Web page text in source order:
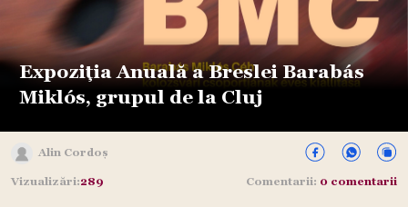
Expoziția Anuală a Breslei Barabás
Miklós, grupul de la Cluj
Alin Cordoș
Vizualizări:289 Comentarii: 0 comentarii